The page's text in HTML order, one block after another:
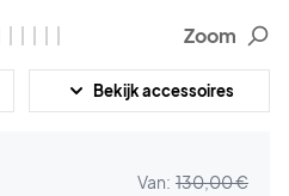
Zoom
Bekijk accessoires
Van: 130,00 €